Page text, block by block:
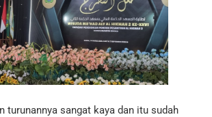
turunannya sangat kaya dan itu sudah